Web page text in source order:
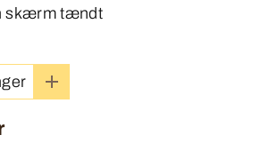
skærm tændt